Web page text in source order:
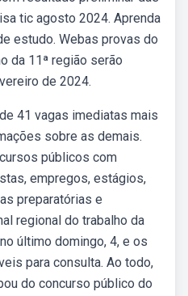
tic agosto 2024. Aprenda
estudo. Webas provas do
da 11ª região serão
de 2024.
41 vagas imediatas mais
sobre as demais.
públicos com
empregos, estágios,
preparatórias e
regional do trabalho da
último domingo, 4, e os
para consulta. Ao todo,
do concurso público do